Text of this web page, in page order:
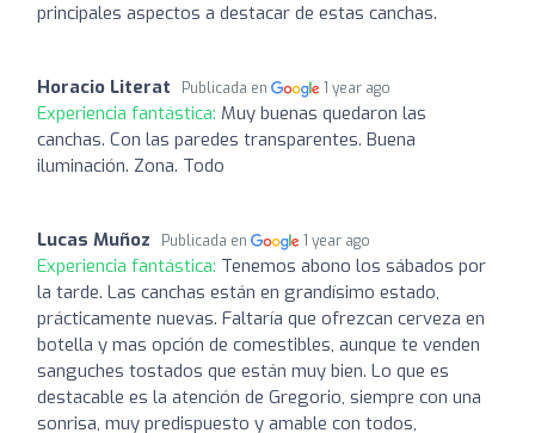
principales aspectos a destacar de estas canchas.
Horacio Literat Publicada en 1 year ago
Experiencia fantástica: Muy buenas quedaron las
canchas. Con las paredes transparentes. Buena
iluminación. Zona. Todo
Lucas Muñoz Publicada en 1 year ago
Experiencia fantástica: Tenemos abono los sábados por
la tarde. Las canchas están en grandísimo estado,
prácticamente nuevas. Faltaría que ofrezcan cerveza en
botella y mas opción de comestibles, aunque te venden
sanguches tostados que están muy bien. Lo que es
destacable es la atención de Gregorio, siempre con una
sonrisa, muy predispuesto y amable con todos,